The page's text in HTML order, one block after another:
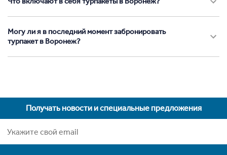
Могу ли я в последний момент забронировать
турпакет в Воронеж?
Получать новости и специальные предложения